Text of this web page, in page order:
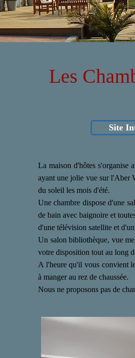
Les
Site
La maison d'hôtes s'organise
ayant une jolie vue sur l'Aber
du soleil les mois d'été.
Une chambre dispose d'une
de bain avec baignoire et
d'une télévision satellite et
Un salon bibliothèque, vue
votre disposition tout au long
A l'heure qu'il vous convient
à manger au rez de chaussée.
Nous ne proposons pas de